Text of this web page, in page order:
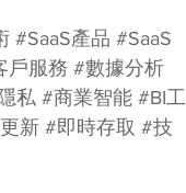
#SaaS產品 #SaaS
戶服務 #數據分析
私 #商業智能 #BI工
新 #即時存取 #技